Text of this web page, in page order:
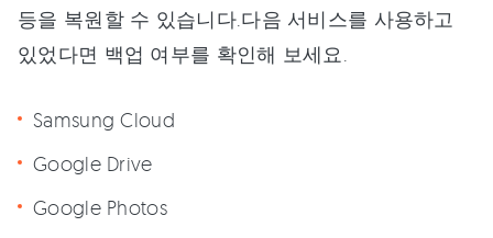
등을 복원할 수 있습니다.다음 서비스를 사용하고
있었다면 백업 여부를 확인해 보세요.
Samsung Cloud
Google Drive
Google Photos